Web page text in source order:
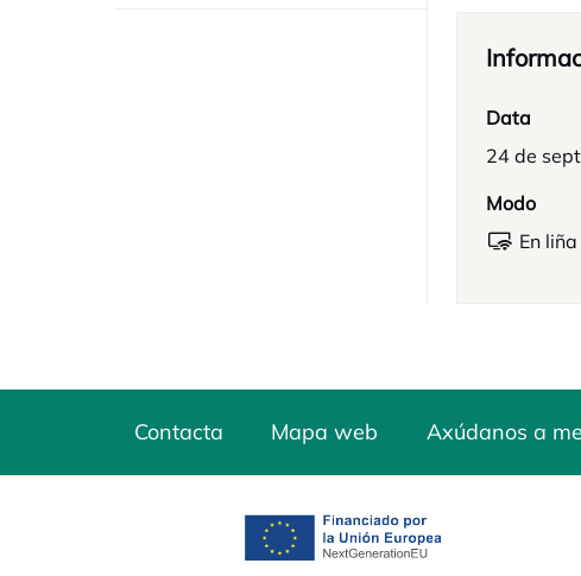
Data
24 de
Modo
En liña
Contacta Mapa web Axúdanos a
opens in a new tab